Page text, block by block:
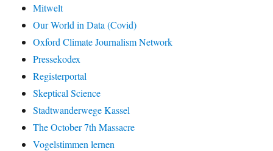
Mitwelt
Our World in Data (Covid)
Oxford Climate Journalism Network
Pressekodex
Registerportal
Skeptical Science
Stadtwanderwege Kassel
The October 7th Massacre
Vogelstimmen lernen